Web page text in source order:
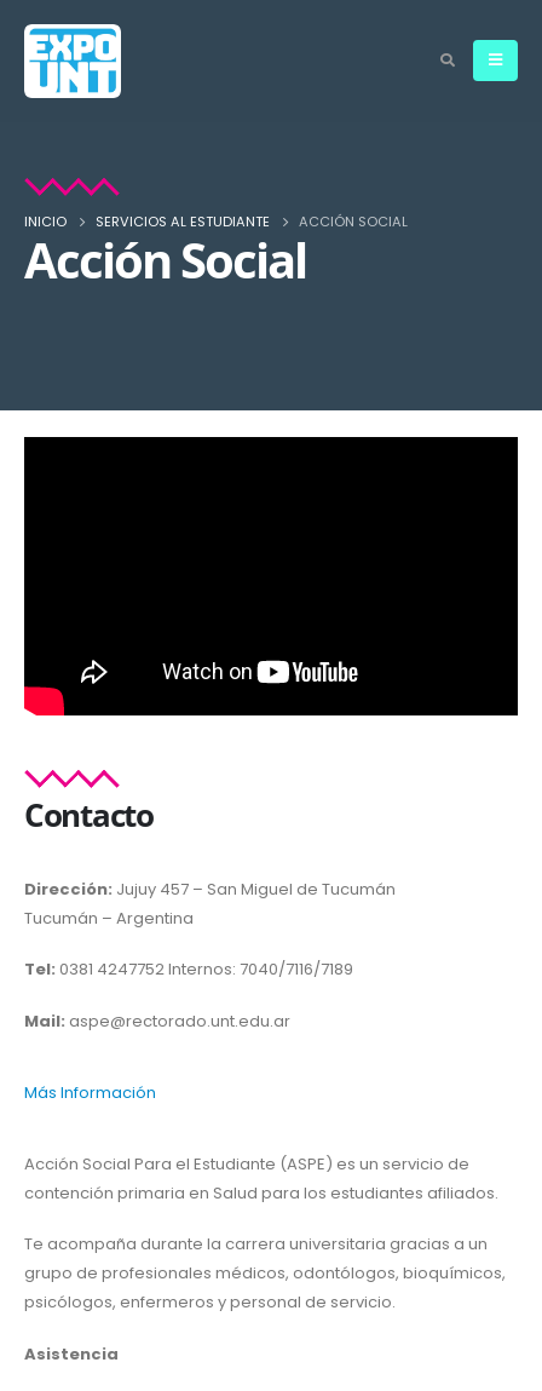
INICIO SERVICIOS AL ESTUDIANTE ACCIÓN SOCIAL
Acción Social
Contacto
Dirección: Jujuy 457 – San Miguel de Tucumán
Tucumán – Argentina
Tel: 0381 4247752 Internos: 7040/7116/7189
Mail: aspe@rectorado.unt.edu.ar
Más Información
Acción Social Para el Estudiante (ASPE) es un servicio de
contención primaria en Salud para los estudiantes afiliados.
Te acompaña durante la carrera universitaria gracias a un
grupo de profesionales médicos, odontólogos, bioquímicos,
psicólogos, enfermeros y personal de servicio.
Asistencia